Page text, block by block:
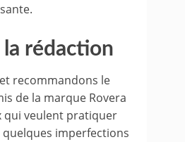
la rédaction
recommandons le
de la marque Rovera
qui veulent pratiquer
quelques imperfections